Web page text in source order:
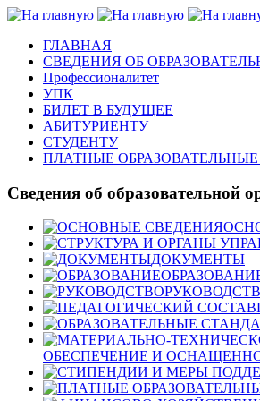
ГЛАВНАЯ
СВЕДЕНИЯ ОБ
Профессионалитет
УПК
БИЛЕТ В БУДУЩЕЕ
АБИТУРИЕНТУ
СТУДЕНТУ
ПЛАТНЫЕ
Сведения об образовательной
ДОКУМЕНТЫ
ОБЕСПЕЧЕНИЕ И